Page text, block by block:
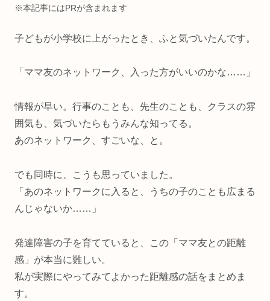
※本記事にはPRが含まれます
子どもが小学校に上がったとき、ふと気づいたんです。
「ママ友のネットワーク、入った方がいいのかな……」
情報が早い。行事のことも、先生のことも、クラスの雰
囲気も、気づいたらもうみんな知ってる。
あのネットワーク、すごいな、と。
でも同時に、こうも思っていました。
「あのネットワークに入ると、うちの子のことも広まる
んじゃないか……」
発達障害の子を育てていると、この「ママ友との距離
感」が本当に難しい。
私が実際にやってみてよかった距離感の話をまとめま
す。